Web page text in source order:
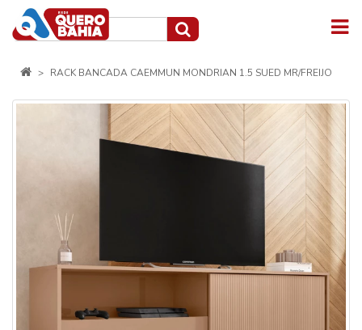
RACK BANCADA CAEMMUN MONDRIAN 1.5 SUED MR/FREIJO